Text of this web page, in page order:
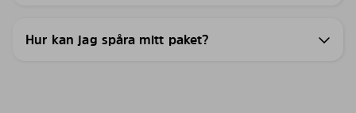
Hur kan jag spåra mitt paket?